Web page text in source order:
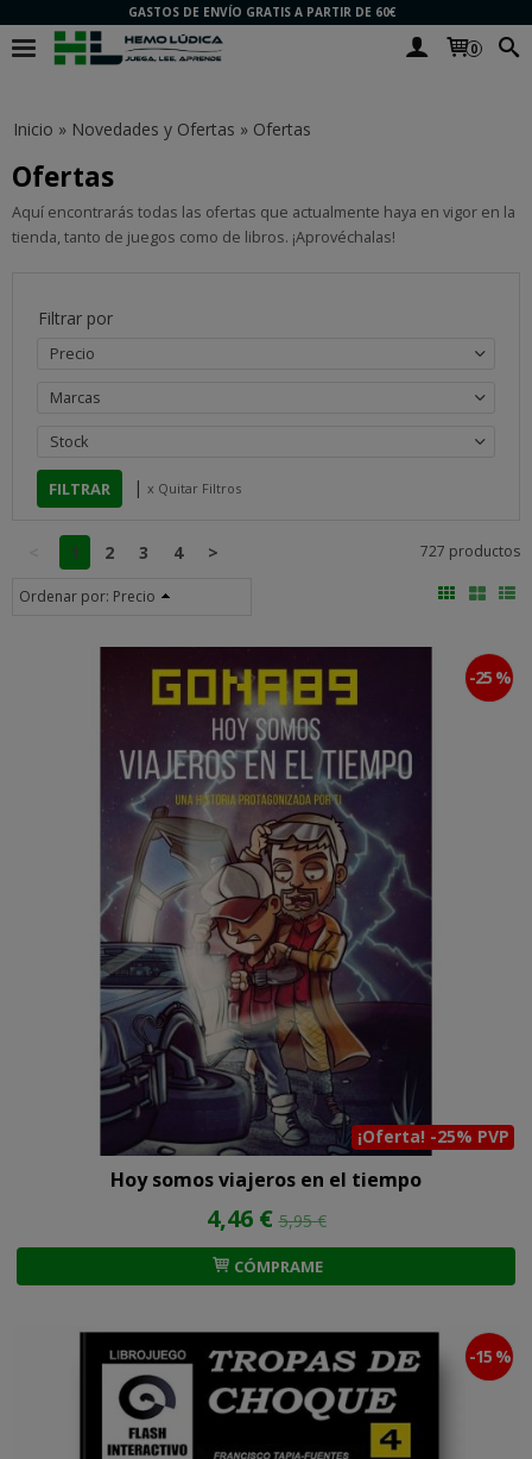
GASTOS DE ENVÍO GRATIS A PARTIR DE 60€
0
Inicio » Novedades y Ofertas » Ofertas
Ofertas
Aquí encontrarás todas las ofertas que actualmente haya en vigor en la
tienda, tanto de juegos como de libros. ¡Aprovéchalas!
Filtrar por
Precio
Marcas
Stock
| x Quitar Filtros
1 2 3 4 > 727 productos
Ordenar por: Precio
¡Oferta! -25% PVP
-25 %
Hoy somos viajeros en el tiempo
4,46 €5,95 €
CÓMPRAME
-15 %